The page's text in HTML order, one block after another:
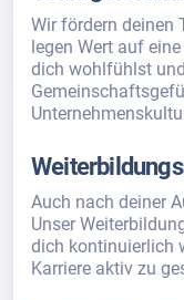
Wir fördern deinen
legen Wert auf
dich wohlfühlst
Auch nach deiner
Unser
dich kontinuierlich
Karriere aktiv zu